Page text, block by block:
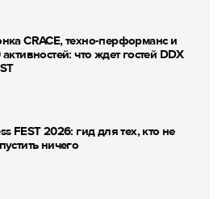
CRACE, техно-перформанс и
что ждет гостей DDX
FEST 2026: гид для тех, кто не
ничего